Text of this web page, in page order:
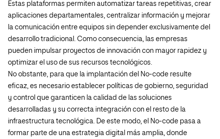
Estas plataformas permiten automatizar tareas repetitivas, crear
aplicaciones departamentales, centralizar información y mejorar
la comunicación entre equipos sin depender exclusivamente del
desarrollo tradicional. Como consecuencia, las empresas
pueden impulsar proyectos de innovación con mayor rapidez y
optimizar el uso de sus recursos tecnológicos.
No obstante, para que la implantación del No-code resulte
eficaz, es necesario establecer políticas de gobierno, seguridad
y control que garanticen la calidad de las soluciones
desarrolladas y su correcta integración con el resto de la
infraestructura tecnológica. De este modo, el No-code pasa a
formar parte de una estrategia digital más amplia, donde